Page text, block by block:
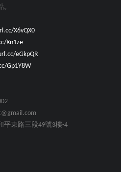
X6vQX0
Xn1ze
eGkpQR
Gp1Y8W
平東路三段49號3樓-4